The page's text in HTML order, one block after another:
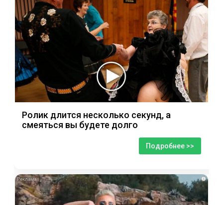
Ролик длится несколько секунд, а
смеяться вы будете долго
Подробнее >>
i